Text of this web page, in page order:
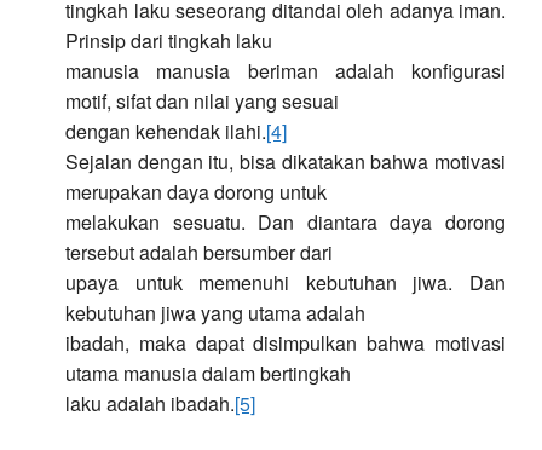
tingkah laku seseorang ditandai oleh adanya iman.
Prinsip dari tingkah laku
manusia manusia beriman adalah konfigurasi
motif, sifat dan nilai yang sesuai
dengan kehendak ilahi.[4]
Sejalan dengan itu, bisa dikatakan bahwa motivasi
merupakan daya dorong untuk
melakukan sesuatu. Dan diantara daya dorong
tersebut adalah bersumber dari
upaya untuk memenuhi kebutuhan jiwa. Dan
kebutuhan jiwa yang utama adalah
ibadah, maka dapat disimpulkan bahwa motivasi
utama manusia dalam bertingkah
laku adalah ibadah.[5]